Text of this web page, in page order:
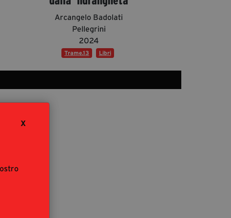
X
segreteria@tramefestival.it
info@tramefestival.it
+39 346 954 4078
Arcangelo Badolati
Pellegrini
2024
Trame.13 Libri